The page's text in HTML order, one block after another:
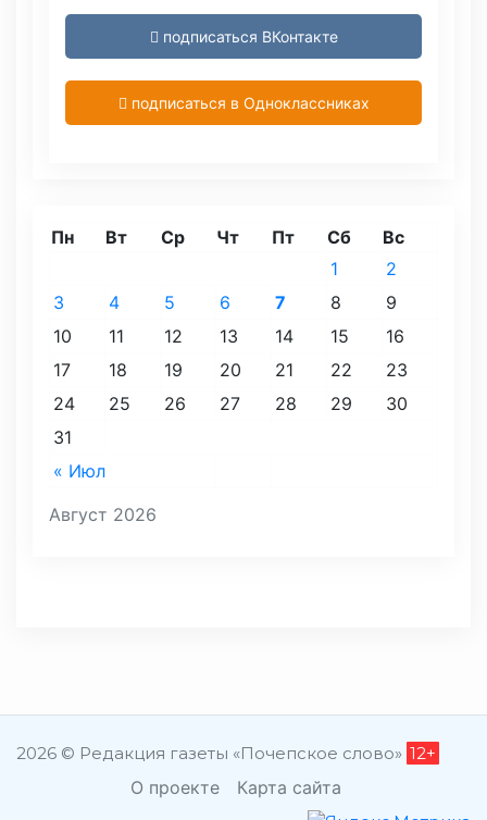
подписаться ВКонтакте
подписаться в Одноклассниках
Август 2026
Пн Вт Ср Чт Пт Сб Вс
« Июл
1
2
3
4 5 6 7 8
9
10
11 12 13 14 15
16
17
18 19 20 21 22
23
24
25 26 27 28 29
30
31
2026 © Редакция газеты «Почепское слово» 12+
О проекте Карта сайта